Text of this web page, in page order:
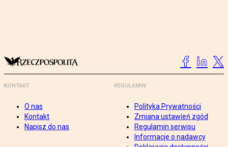
KONTAKT
O nas
Kontakt
Napisz do nas
REGULAMIN
Polityka Prywatności
Zmiana ustawień zgód
Regulamin serwisu
Informacje o nadawcy